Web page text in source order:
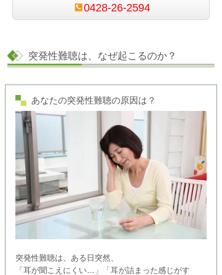
0428-26-2594
突発性難聴は、なぜ起こるのか？
あなたの突発性難聴の原因は？
突発性難聴は、ある日突然、
「耳が聞こえにくい…」「耳が詰まった感じがす